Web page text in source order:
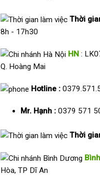
Thời
8h - 17h30
HN:
Q. Hoàng Mai
Hotline :
Mr. Hạnh : 0379 571
Thời
Hòa, TP Dĩ An